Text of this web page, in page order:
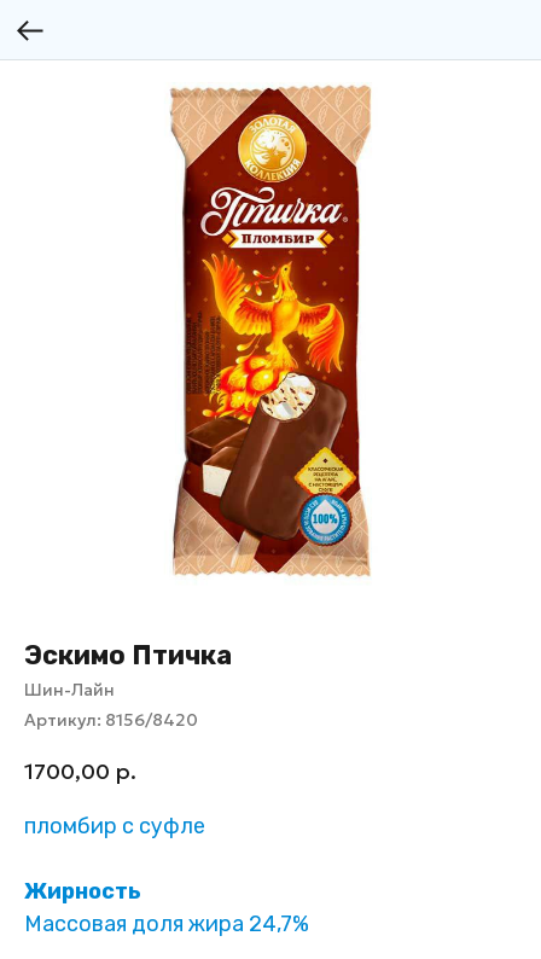
Эскимо Птичка
Шин-Лайн
Артикул: 8156/8420
1700,00 р.
пломбир с суфле
Жирность
Массовая доля жира 24,7%